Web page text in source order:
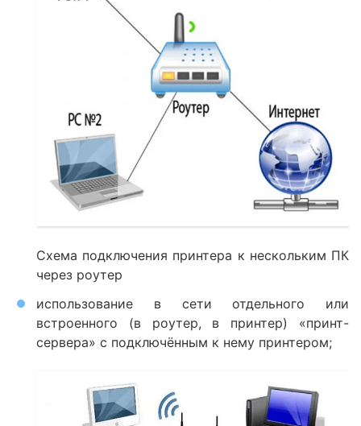
Схема подключения принтера к нескольким ПК
через роутер
использование в сети отдельного или
встроенного (в роутер, в принтер) «принт-
сервера» с подключённым к нему принтером;